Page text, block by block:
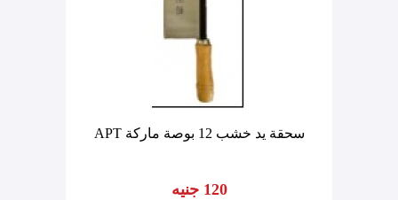
سحقة يد خشب 12 بوصة ماركة APT
120 جنيه